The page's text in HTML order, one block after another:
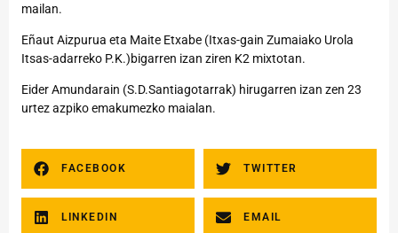
mailan.
Eñaut Aizpurua eta Maite Etxabe (Itxas-gain Zumaiako Urola
Itsas-adarreko P.K.)bigarren izan ziren K2 mixtotan.
Eider Amundarain (S.D.Santiagotarrak) hirugarren izan zen 23
urtez azpiko emakumezko maialan.
FACEBOOK TWITTER
LINKEDIN EMAIL